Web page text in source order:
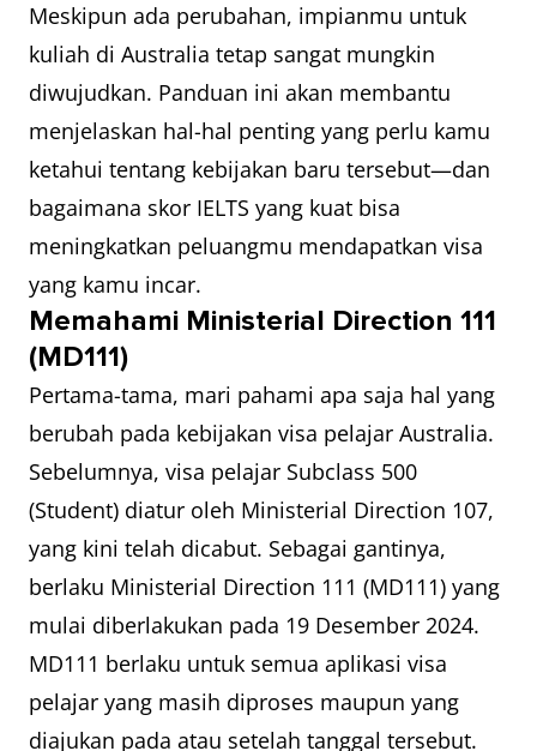
Meskipun ada perubahan, impianmu untuk
kuliah di Australia tetap sangat mungkin
diwujudkan. Panduan ini akan membantu
menjelaskan hal-hal penting yang perlu kamu
ketahui tentang kebijakan baru tersebut—dan
bagaimana skor IELTS yang kuat bisa
meningkatkan peluangmu mendapatkan visa
yang kamu incar.
Memahami Ministerial Direction 111
(MD111)
Pertama-tama, mari pahami apa saja hal yang
berubah pada kebijakan visa pelajar Australia.
Sebelumnya, visa pelajar Subclass 500
(Student) diatur oleh Ministerial Direction 107,
yang kini telah dicabut. Sebagai gantinya,
berlaku Ministerial Direction 111 (MD111) yang
mulai diberlakukan pada 19 Desember 2024.
MD111 berlaku untuk semua aplikasi visa
pelajar yang masih diproses maupun yang
diajukan pada atau setelah tanggal tersebut.